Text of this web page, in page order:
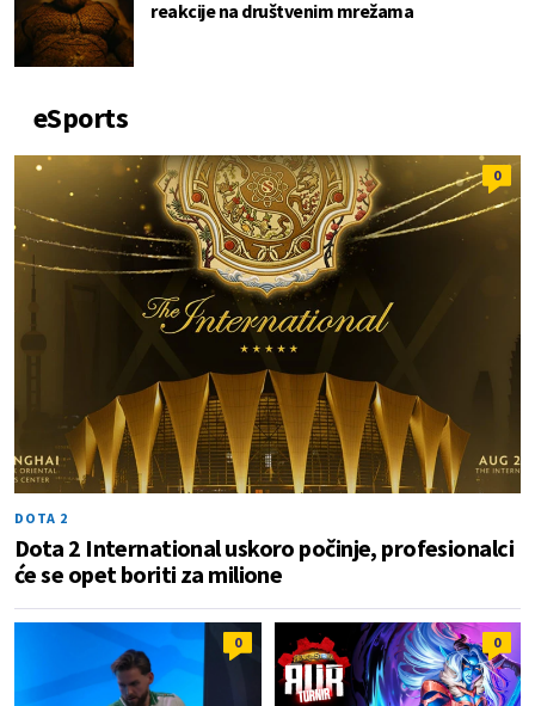
reakcije na društvenim mrežama
eSports
0
DOTA 2
Dota 2 International uskoro počinje, profesionalci
će se opet boriti za milione
0 0